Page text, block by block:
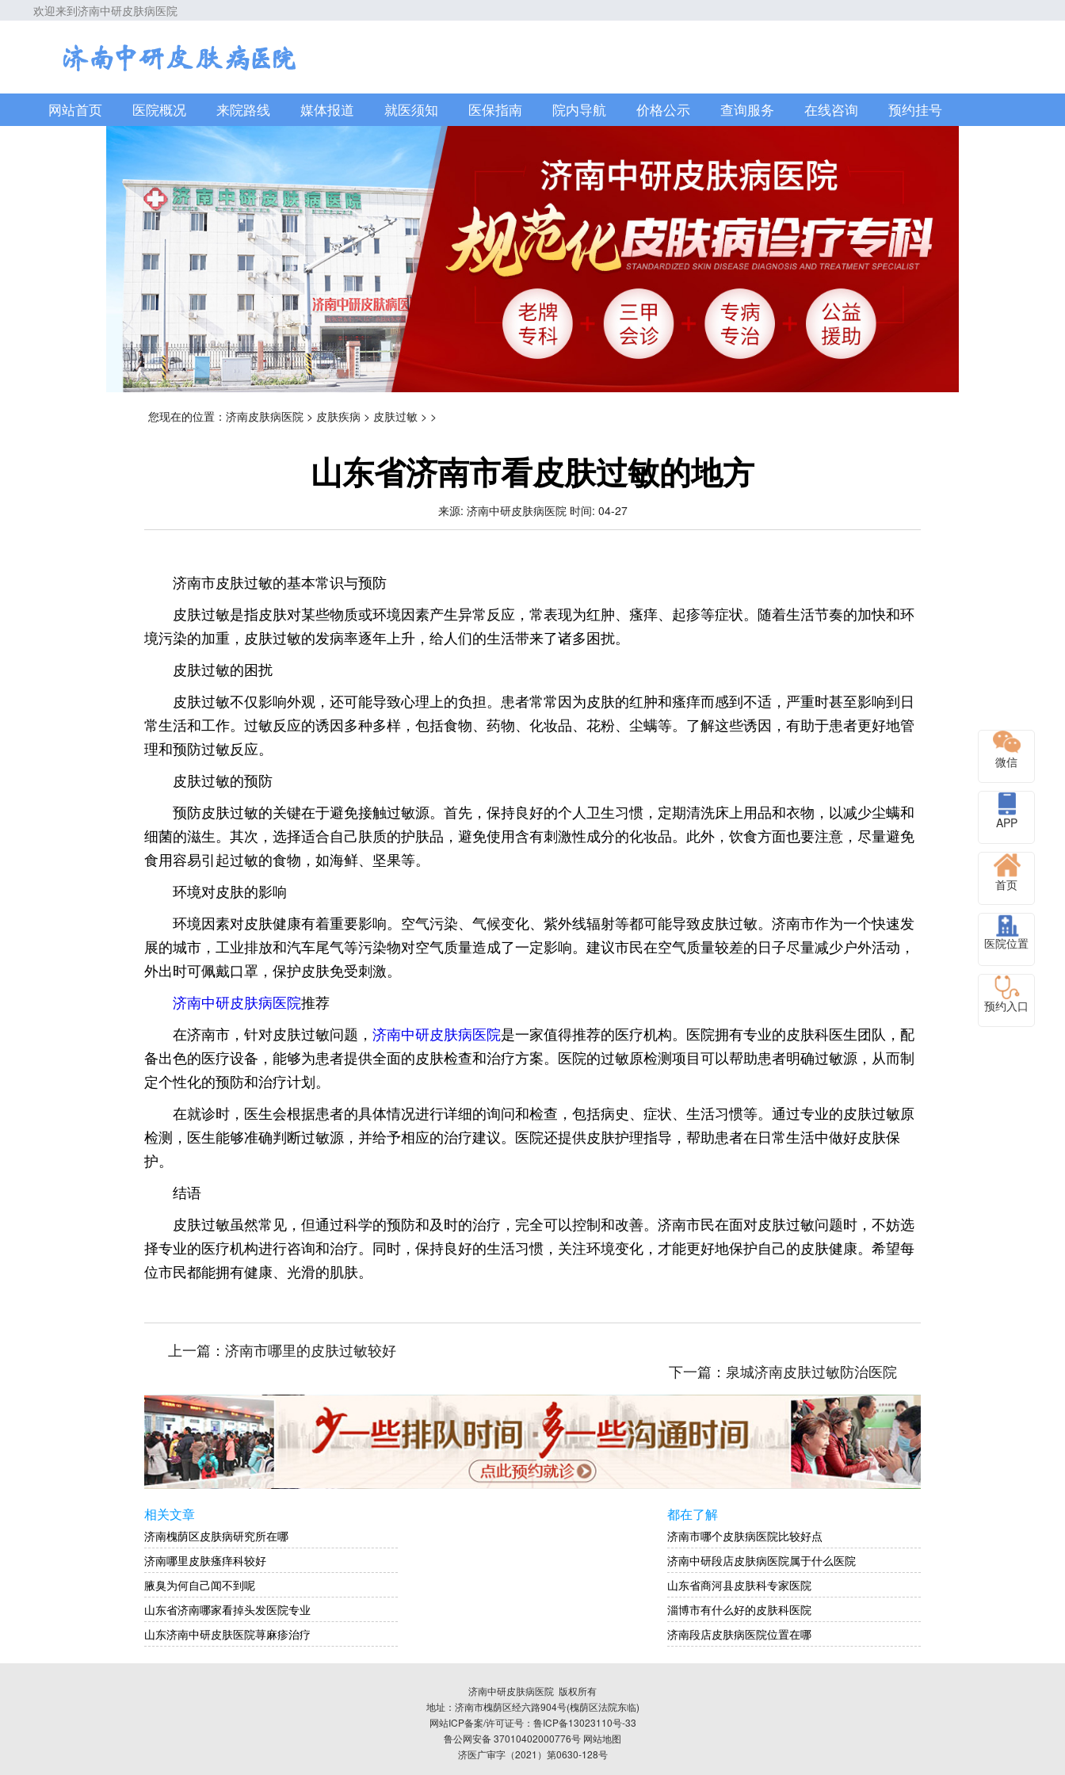
欢迎来到济南中研皮肤病医院
网站首页 医院概况 来院路线 媒体报道 就医须知 医保指南 院内导航 价格公示 查询服务 在线咨询 预约挂号
您现在的位置： 济南皮肤病医院 > 皮肤疾病 > 皮肤过敏 > >
山东省济南市看皮肤过敏的地方
来源: 济南中研皮肤病医院 时间: 04-27
济南市皮肤过敏的基本常识与预防
皮肤过敏是指皮肤对某些物质或环境因素产生异常反应，常表现为红肿、瘙痒、起疹等症状。随着生活节奏的加快和环
境污染的加重，皮肤过敏的发病率逐年上升，给人们的生活带来了诸多困扰。
皮肤过敏的困扰
皮肤过敏不仅影响外观，还可能导致心理上的负担。患者常常因为皮肤的红肿和瘙痒而感到不适，严重时甚至影响到日
常生活和工作。过敏反应的诱因多种多样，包括食物、药物、化妆品、花粉、尘螨等。了解这些诱因，有助于患者更好地管
理和预防过敏反应。
皮肤过敏的预防
预防皮肤过敏的关键在于避免接触过敏源。首先，保持良好的个人卫生习惯，定期清洗床上用品和衣物，以减少尘螨和
细菌的滋生。其次，选择适合自己肤质的护肤品，避免使用含有刺激性成分的化妆品。此外，饮食方面也要注意，尽量避免
食用容易引起过敏的食物，如海鲜、坚果等。
环境对皮肤的影响
环境因素对皮肤健康有着重要影响。空气污染、气候变化、紫外线辐射等都可能导致皮肤过敏。济南市作为一个快速发
展的城市，工业排放和汽车尾气等污染物对空气质量造成了一定影响。建议市民在空气质量较差的日子尽量减少户外活动，
外出时可佩戴口罩，保护皮肤免受刺激。
济南中研皮肤病医院推荐
在济南市，针对皮肤过敏问题， 济南中研皮肤病医院是一家值得推荐的医疗机构。医院拥有专业的皮肤科医生团队，配
备出色的医疗设备，能够为患者提供全面的皮肤检查和治疗方案。医院的过敏原检测项目可以帮助患者明确过敏源，从而制
定个性化的预防和治疗计划。
在就诊时，医生会根据患者的具体情况进行详细的询问和检查，包括病史、症状、生活习惯等。通过专业的皮肤过敏原
检测，医生能够准确判断过敏源，并给予相应的治疗建议。医院还提供皮肤护理指导，帮助患者在日常生活中做好皮肤保
护。
结语
皮肤过敏虽然常见，但通过科学的预防和及时的治疗，完全可以控制和改善。济南市民在面对皮肤过敏问题时，不妨选
择专业的医疗机构进行咨询和治疗。同时，保持良好的生活习惯，关注环境变化，才能更好地保护自己的皮肤健康。希望每
位市民都能拥有健康、光滑的肌肤。
上一篇： 济南市哪里的皮肤过敏较好
下一篇： 泉城济南皮肤过敏防治医院
相关文章
济南槐荫区皮肤病研究所在哪
济南哪里皮肤瘙痒科较好
腋臭为何自己闻不到呢
山东省济南哪家看掉头发医院专业
山东济南中研皮肤医院荨麻疹治疗
都在了解
济南市哪个皮肤病医院比较好点
济南中研段店皮肤病医院属于什么医院
山东省商河县皮肤科专家医院
淄博市有什么好的皮肤科医院
济南段店皮肤病医院位置在哪
济南中研皮肤病医院 版权所有
地址：济南市槐荫区经六路904号(槐荫区法院东临)
网站ICP备案/许可证号：鲁ICP备13023110号-33
鲁公网安备 37010402000776号 网站地图
济医广审字（2021）第0630-128号
微信
APP
首页
医院位置
预约入口